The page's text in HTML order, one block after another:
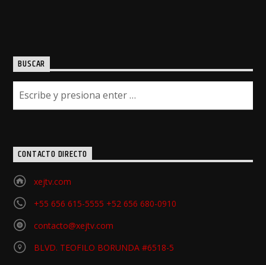
BUSCAR
CONTACTO DIRECTO
xejtv.com
+55 656 615-5555 +52 656 680-0910
contacto@xejtv.com
BLVD. TEOFILO BORUNDA #6518-5